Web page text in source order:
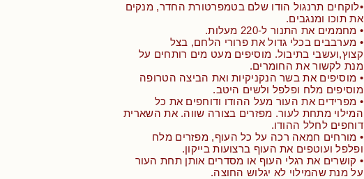
•לוקחים תרנגול הודו שלם בטמפרטורת החדר, מנקים
את תוכו ומנגבים.
• מחממים את התנור ל-220 מעלות.
• מערבבים בכלי גדול את פרורי הלחם, בצל
קצוץ,ועשבי בתיבול. מוסיפים מעט מים רותחים על
מנת לקשור את החומרים.
• מוסיפים את בשר הנקניקיות ואת הביצה הטרופה
מוסיפים מלח ופלפל ולשים היטב.
• מפרידים את העור מעל ההודו ודוחפים את כל
המילוי מתחת לעור. מפזרים בצורה שווה. את השארית
דוחפים לחלל ההודו.
• מורחים חמאה רכה על כל העוף, מפזרים מלח
ופלפל ועוטפים את העוף ברצועות בייקון.
• קושרים את רגלי העוף או מסדרים אותן תחת העור
על מנת שהמילוי לא יגלוש החוצה.